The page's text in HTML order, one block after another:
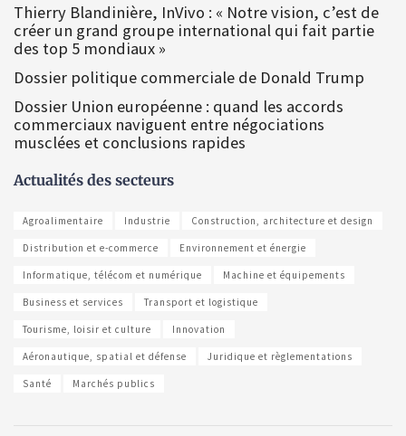
Thierry Blandinière, InVivo : « Notre vision, c’est de
créer un grand groupe international qui fait partie
des top 5 mondiaux »
Dossier politique commerciale de Donald Trump
Dossier Union européenne : quand les accords
commerciaux naviguent entre négociations
musclées et conclusions rapides
Actualités des secteurs
Agroalimentaire Industrie Construction, architecture et design
Distribution et e-commerce Environnement et énergie
Informatique, télécom et numérique Machine et équipements
Business et services Transport et logistique
Tourisme, loisir et culture Innovation
Aéronautique, spatial et défense Juridique et règlementations
Santé Marchés publics